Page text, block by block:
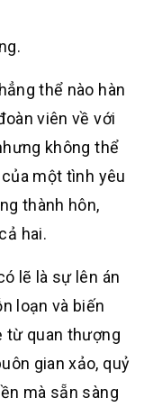
thể nào hàn
viên về với
không thể
một tình yêu
thành hôn,
hai.
lẽ là sự lên án
loạn và biến
từ quan thượng
gian xảo, quỷ
mà sẵn sàng